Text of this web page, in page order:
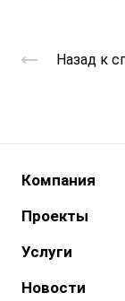
Назад к
Компания
Проекты
Услуги
Новости